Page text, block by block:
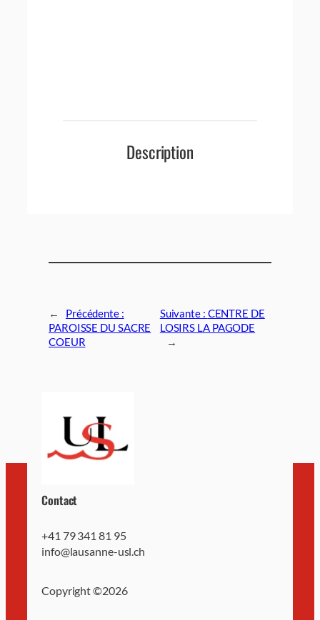
Description
←
Précédente :
PAROISSE DU SACRE
COEUR
Suivante : CENTRE DE
LOSIRS LA PAGODE
→
Contact
+41 79 341 81 95
info@lausanne-usl.ch
Copyright ©2026